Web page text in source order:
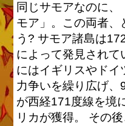
同じサモアなのに
モア」。この両者、
う? サモア諸島は
によって発見され
にはイギリスやドイ
力争いを繰り広げ、
が西経171度線を境
リカが獲得。 その